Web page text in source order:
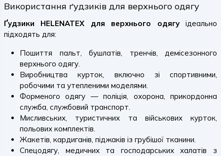
Використання ґудзиків для верхнього одягу
Ґудзики HELENATEX для верхнього одягуідеально
підходять для:
Пошиття пальт, бушлатів, тренчів, демісезонного
верхнього одягу.
Виробництва курток, включно зі спортивними,
робочими та утепленими моделями.
Форменого одягу — поліція, охорона, прикордонна
служба, службовий транспорт.
Мисливських, туристичних та військових курток,
польових комплектів.
Жакетів, кардиганів, піджаків із грубішої тканини.
Спецодягу, медичних та господарських халатів з